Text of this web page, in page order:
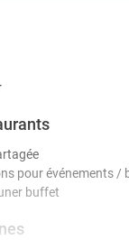
pour événements /
buffet